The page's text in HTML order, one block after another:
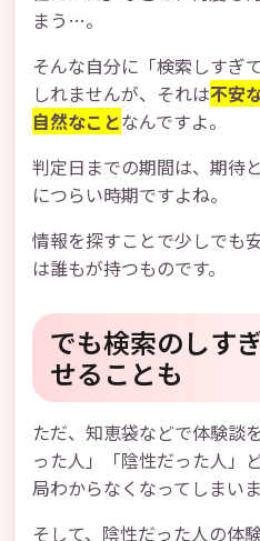
まう…。
そんな自分に「検索しすぎ
しれませんが、それは不安
自然なことなんですよ。
判定日までの期間は、期待
につらい時期ですよね。
情報を探すことで少しでも
は誰もが持つものです。
でも検索のしす
せることも
ただ、知恵袋などで体験談
った人」「陰性だった人」
局わからなくなってしまいま
そして、陰性だった人の体